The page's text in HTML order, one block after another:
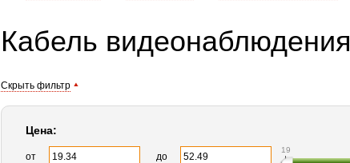
Кабель видеонаблюдения
Скрыть фильтр
Цена:
от до
19